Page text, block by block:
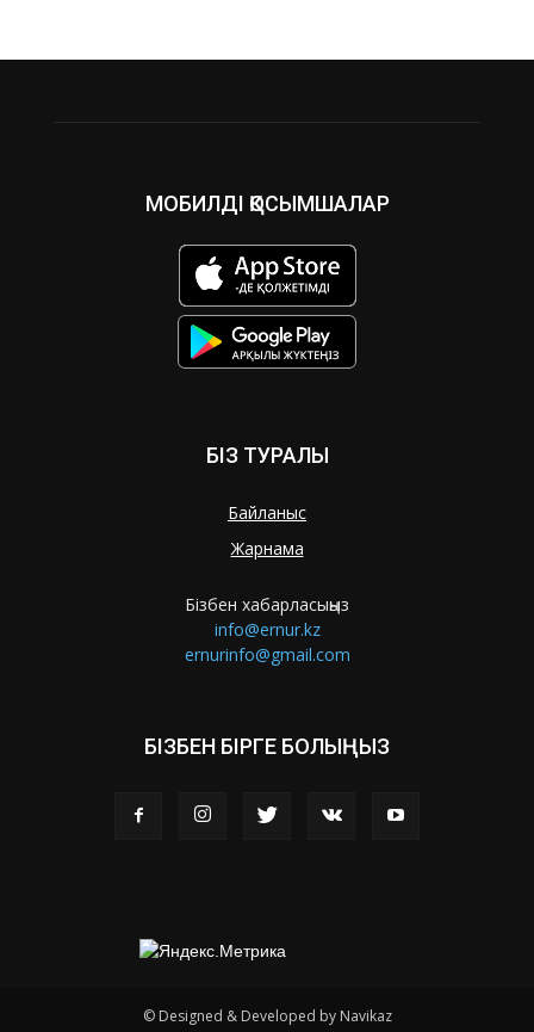
МОБИЛДІ ҚОСЫМШАЛАР
БІЗ ТУРАЛЫ
Байланыс
Жарнама
Бізбен хабарласыңыз
info@ernur.kz
ernurinfo@gmail.com
БІЗБЕН БІРГЕ БОЛЫҢЫЗ
© Designed & Developed by Navikaz